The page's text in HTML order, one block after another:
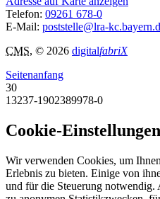
Telefon: 09261 678-0
E-Mail: poststelle@lra-
CMS, © 2026 digitalfabriX
Seitenanfang
30
13237-1902389978-0
Cookie-Einstellungen
Wir verwenden Cookies, um
Erlebnis zu bieten. Einige von
und für die Steuerung